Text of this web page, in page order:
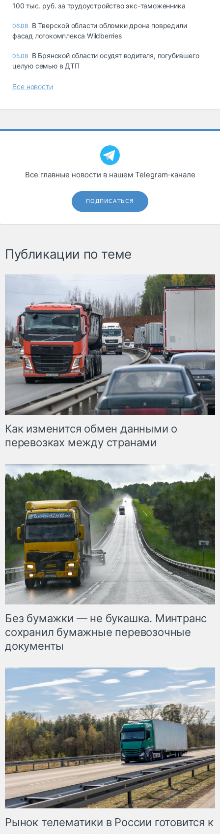
100 тыс. руб. за трудоустройство экс-таможенника
06.08 В Тверской области обломки дрона повредили
фасад логокомплекса Wildberries
05.08 В Брянской области осудят водителя, погубившего
целую семью в ДТП
Все новости
Все главные новости в нашем Telegram‑канале
ПОДПИСАТЬСЯ
Публикации по теме
Как изменится обмен данными о
перевозках между странами
Без бумажки — не букашка. Минтранс
сохранил бумажные перевозочные
документы
Рынок телематики в России готовится к